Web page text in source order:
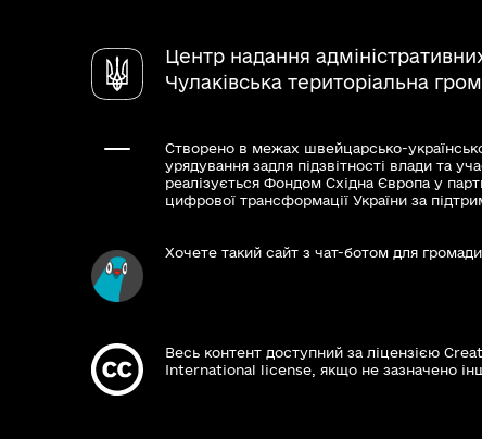
Центр надання
Чулаківська територіальна
Створено в межах швейцарсько-
урядування задля підзвітності влади та
реалізується Фондом Східна Європа у
цифрової трансформації України за
Хочете такий сайт з чат-ботом для
Весь контент доступний за ліцензією
International license, якщо не зазначено